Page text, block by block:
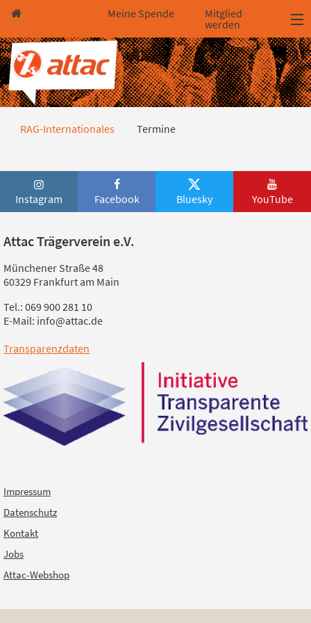
Direkt zum Hauptinhalt springen
Direkt zur Haupt-Navigation springen
Direkt zur Service-Navigation springen
Direkt zur Footer-Navigation springen
Direkt zum Footerinhalt springen
Meine Spende
Mitglied
werden
Termine
RAG-Internationales Termine
Instagram Facebook Bluesky YouTube
Attac Trägerverein e.V.
Münchener Straße 48
60329 Frankfurt am Main
Tel.: 069 900 281 10
E-Mail: info@attac.de
Transparenzdaten
Impressum
Datenschutz
Kontakt
Jobs
Attac-Webshop